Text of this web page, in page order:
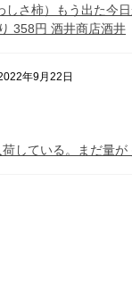
さ柿）もう出た今
358円 酒井商店酒井
年9月22日
している。まだ量